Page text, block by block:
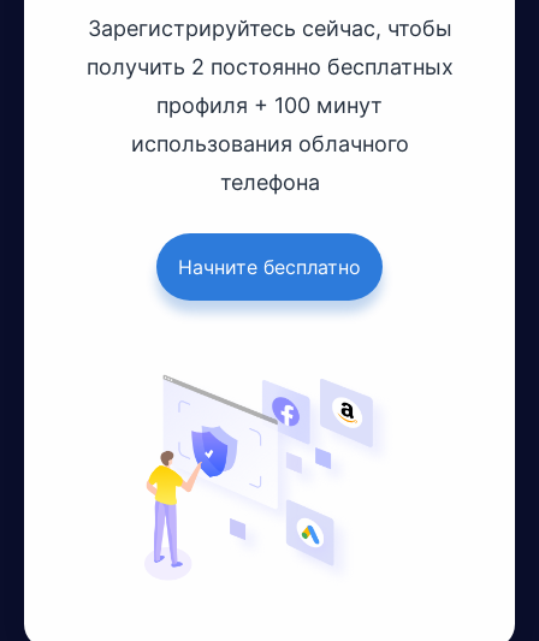
Зарегистрируйтесь сейчас, чтобы
получить 2 постоянно бесплатных
профиля + 100 минут
использования облачного
телефона
Начните бесплатно